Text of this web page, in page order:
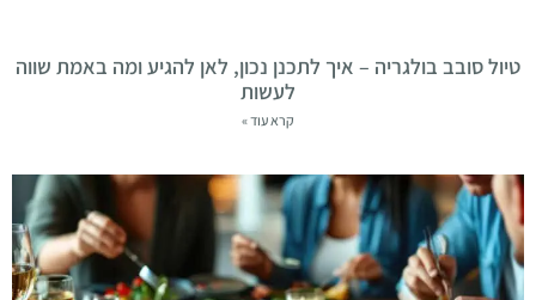
טיול סובב בולגריה – איך לתכנן נכון, לאן להגיע ומה באמת שווה
לעשות
קרא עוד »